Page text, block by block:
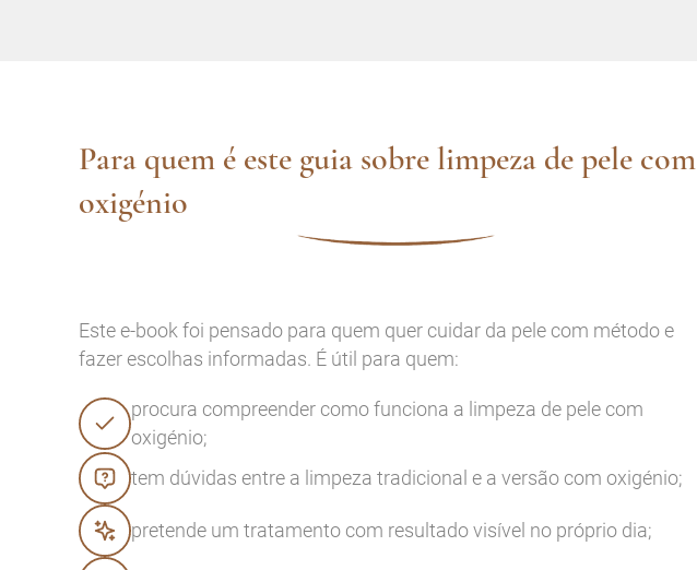
Para quem é este guia sobre limpeza de pele com
oxigénio
Este e-book foi pensado para quem quer cuidar da pele com método e
fazer escolhas informadas. É útil para quem:
procura compreender como funciona a limpeza de pele com
oxigénio;
tem dúvidas entre a limpeza tradicional e a versão com oxigénio;
pretende um tratamento com resultado visível no próprio dia;